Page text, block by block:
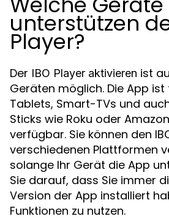
unterstützen
Player?
Der IBO Player aktivieren ist
Geräten möglich. Die App
Tablets, Smart-TVs und
Sticks wie Roku oder
verfügbar. Sie können den
verschiedenen Plattformen
solange Ihr Gerät die App
Sie darauf, dass Sie immer
Version der App installiert
Funktionen zu nutzen.